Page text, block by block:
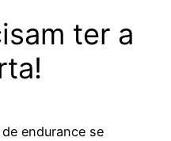
ter a
endurance se